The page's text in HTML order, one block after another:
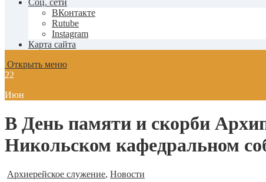
Соц. сети
ВКонтакте
Rutube
Instagram
Карта сайта
Открыть меню
22
Июн
В День памяти и скорби
Никольском кафедральном
Архиерейское служение, Новости